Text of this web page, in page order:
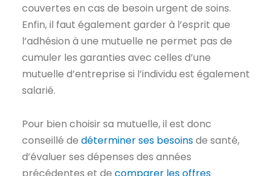
couvertes en cas de besoin urgent de soins.
Enfin, il faut également garder à l’esprit que
l’adhésion à une mutuelle ne permet pas de
cumuler les garanties avec celles d’une
mutuelle d’entreprise si l’individu est également
salarié.
Pour bien choisir sa mutuelle, il est donc
conseillé dedéterminer ses besoinsde santé,
d’évaluer ses dépenses des années